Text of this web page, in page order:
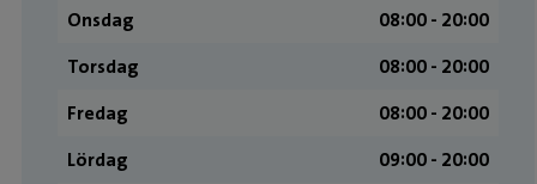
Onsdag
08:00 ­- 20:00
Torsdag
08:00 ­- 20:00
Fredag
08:00 ­- 20:00
Lördag
09:00 ­- 20:00